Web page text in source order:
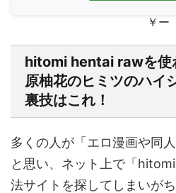
￥ー
hitomi hentai rawを使
原柚花のヒミツのハイ
裏技はこれ！
多くの人が「エロ漫画や同
と思い、ネット上で「
法サイトを探してしまいがち